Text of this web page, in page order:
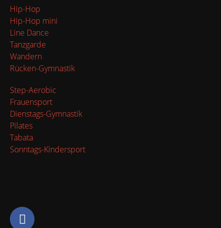
Hip-Hop
Hip-Hop mini
Line Dance
Tanzgarde
Wandern
Rücken-Gymnastik
Step-Aerobic
Frauensport
Dienstags-Gymnastik
Pilates
Tabata
Sonntags-Kindersport